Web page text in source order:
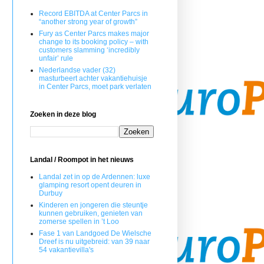
Record EBITDA at Center Parcs in
“another strong year of growth”
Fury as Center Parcs makes major
change to its booking policy – with
customers slamming ‘incredibly
unfair’ rule
Nederlandse vader (32)
masturbeert achter vakantiehuisje
in Center Parcs, moet park verlaten
Zoeken in deze blog
Landal / Roompot in het nieuws
Landal zet in op de Ardennen: luxe
glamping resort opent deuren in
Durbuy
Kinderen en jongeren die steuntje
kunnen gebruiken, genieten van
zomerse spellen in ’t Loo
Fase 1 van Landgoed De Wielsche
Dreef is nu uitgebreid: van 39 naar
54 vakantievilla's